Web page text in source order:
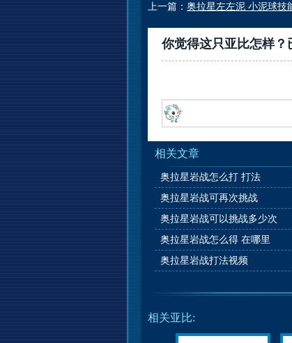
上一篇： 奥拉星左左泥 小泥球技
你觉得这只亚比怎样？
相关文章
奥拉星岩战怎么打 打法
奥拉星岩战可再次挑战
奥拉星岩战可以挑战多少次
奥拉星岩战怎么得 在哪里
奥拉星岩战打法视频
相关亚比: